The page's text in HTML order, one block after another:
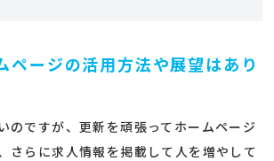
ページの活用方法や展望はあり
のですが、更新を頑張ってホームページ
さらに求人情報を掲載して人を増やして